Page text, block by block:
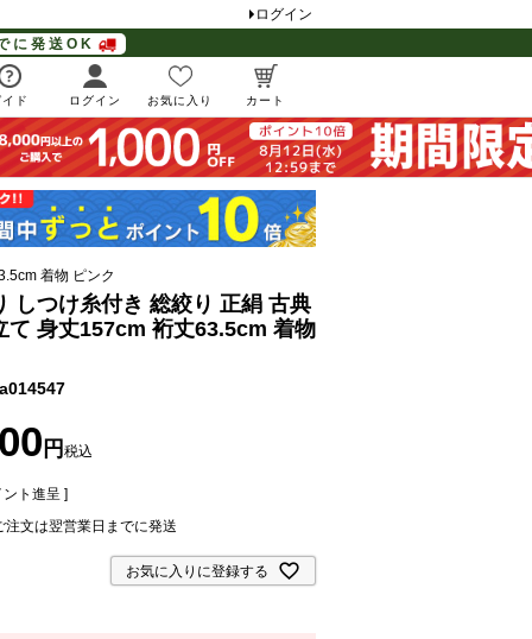
ログイン
に発送OK
ド ログイン お気に入り カート
着物 ピンク
しつけ糸付き 総絞り 正絹 古典
て 身丈157cm 裄丈63.5cm 着物
税込
ント進呈 ]
注文は翌営業日までに発送
お気に入りに登録する